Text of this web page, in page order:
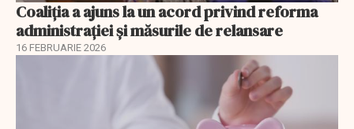
Coaliția a ajuns la un acord privind reforma
administrației și măsurile de relansare
16 FEBRUARIE 2026